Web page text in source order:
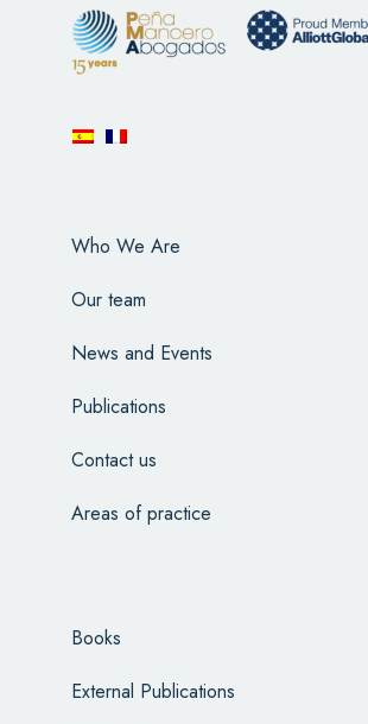
Who We Are
Our team
News and Events
Publications
Contact us
Areas of practice
Books
External Publications